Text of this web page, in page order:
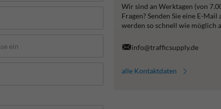
Wir sind an Werktagen (von
Fragen? Senden Sie eine E-Mail
werden so schnell wie möglich
info@trafficsupply.de
alle Kontaktdaten